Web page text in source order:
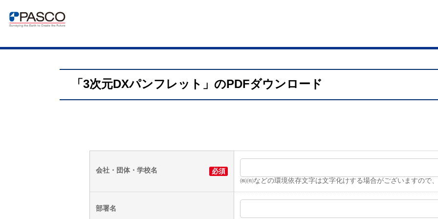
「3次元DXパンフレット」のPDFダウンロード
会社・団体・学校名
必須
㈱㈲などの環境依存文字は文字化けする場合がございますので
部署名